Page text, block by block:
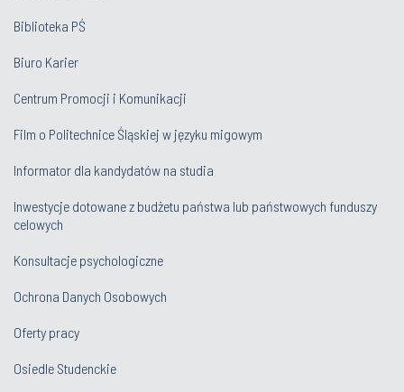
Biblioteka PŚ
Biuro Karier
Centrum Promocji i Komunikacji
Film o Politechnice Śląskiej w języku migowym
Informator dla kandydatów na studia
Inwestycje dotowane z budżetu państwa lub państwowych funduszy
celowych
Konsultacje psychologiczne
Ochrona Danych Osobowych
Oferty pracy
Osiedle Studenckie